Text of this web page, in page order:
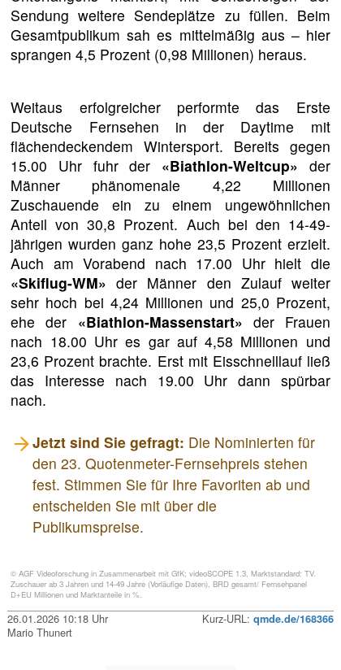
Sendung weitere Sendeplätze zu füllen. Beim
Gesamtpublikum sah es mittelmäßig aus – hier
sprangen 4,5 Prozent (0,98 Millionen) heraus.
Weitaus erfolgreicher performte das Erste
Deutsche Fernsehen in der Daytime mit
flächendeckendem Wintersport. Bereits gegen
15.00 Uhr fuhr der «Biathlon-Weltcup» der
Männer phänomenale 4,22 Millionen
Zuschauende ein zu einem ungewöhnlichen
Anteil von 30,8 Prozent. Auch bei den 14-49-
jährigen wurden ganz hohe 23,5 Prozent erzielt.
Auch am Vorabend nach 17.00 Uhr hielt die
«Skiflug-WM» der Männer den Zulauf weiter
sehr hoch bei 4,24 Millionen und 25,0 Prozent,
ehe der «Biathlon-Massenstart» der Frauen
nach 18.00 Uhr es gar auf 4,58 Millionen und
23,6 Prozent brachte. Erst mit Eisschnelllauf ließ
das Interesse nach 19.00 Uhr dann spürbar
nach.
Jetzt sind Sie gefragt: Die Nominierten für
den 23. Quotenmeter-Fernsehpreis stehen
fest. Stimmen Sie für Ihre Favoriten ab und
entscheiden Sie mit über die
Publikumspreise.
© AGF Videoforschung in Zusammenarbeit mit GfK; videoSCOPE 1.3, Marktstandard: TV.
Zuschauer ab 3 Jahren und 14-49 Jahre (Vorläufige Daten), BRD gesamt/ Fernsehpanel
D+EU Millionen und Marktanteile in %.
26.01.2026 10:18 Uhr Kurz-URL: qmde.de/168366
Mario Thunert